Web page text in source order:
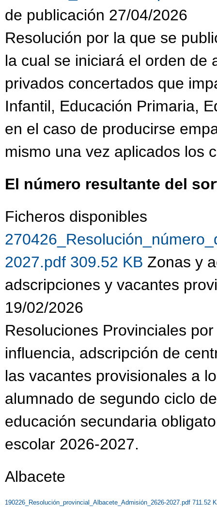
de publicación 27/04/2026
Resolución por la que se
la cual se iniciará el orden de
privados concertados que
Infantil, Educación Primaria,
en el caso de producirse
mismo una vez aplicados los
El número resultante del
Ficheros disponibles
2027.pdf 309.52 KB Zonas y
adscripciones y vacantes
19/02/2026
Resoluciones Provinciales
influencia, adscripción de
las vacantes provisionales a
alumnado de segundo ciclo
educación secundaria
escolar 2026-2027.
Albacete
190226_Resolución_provincial_Albacete_Admisión_2626-2027.pdf 711.52